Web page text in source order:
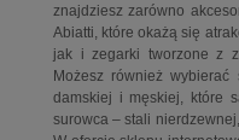
znajdziesz zarówno
Abiatti, które okażą się
jak i zegarki tworzone z
Możesz również wybierać
damskiej i męskiej, które
surowca – stali